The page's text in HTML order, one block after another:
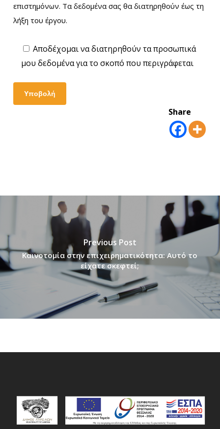
επιστημόνων. Τα δεδομένα σας θα διατηρηθούν έως τη
λήξη του έργου.
Αποδέχομαι να διατηρηθούν τα προσωπικά
μου δεδομένα για το σκοπό που περιγράφεται
Share
Previous Post
Καινοτομία στην επιχειρηματικότητα: Αυτό το
είχατε σκεφτεί;